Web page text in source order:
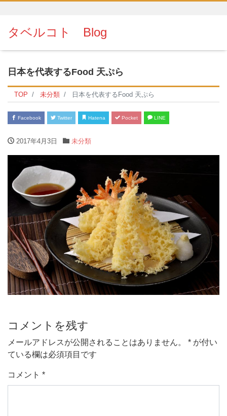
タベルコト Blog
日本を代表するFood 天ぷら
TOP 未分類 日本を代表するFood 天ぷら
Facebook Twitter Hatena Pocket LINE
2017年4月3日 未分類
コメントを残す
メールアドレスが公開されることはありません。 * が付い
ている欄は必須項目です
コメント *